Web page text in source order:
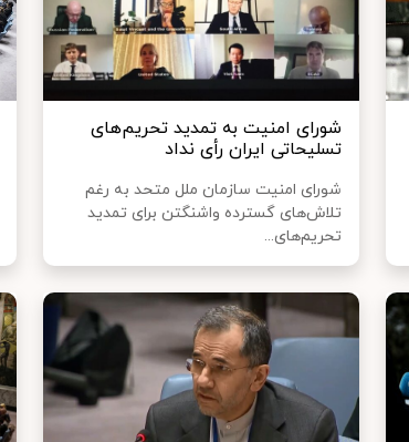
شورای امنیت به تمدید تحریم‌های
تسلیحاتی ایران رأی نداد
شورای امنیت سازمان ملل متحد به رغم
تلاش‌های گسترده واشنگتن برای تمدید
تحریم‌های...